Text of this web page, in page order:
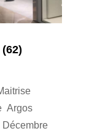
Argos
Décembre